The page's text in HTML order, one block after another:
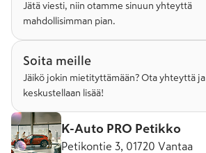
Jätä viesti, niin otamme sinuun yhteyttä
mahdollisimman pian.
Soita meille
Jäikö jokin mietityttämään? Ota yhteyttä ja
keskustellaan lisää!
K-Auto PRO Petikko
Petikontie 3, 01720 Vantaa